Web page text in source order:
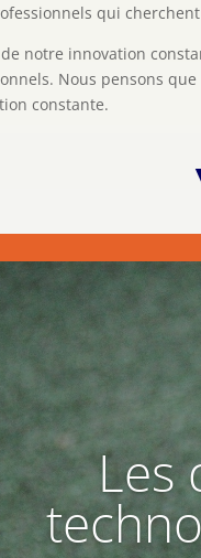
qui
notre innovation
Nous pensons
constante.
Les